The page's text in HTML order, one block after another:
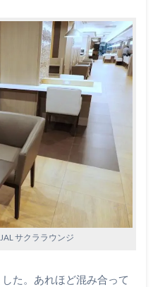
サクララウンジ
た。あれほど混み合って